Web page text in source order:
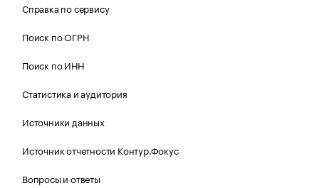
Справка по сервису
Поиск по ОГРН
Поиск по ИНН
Статистика и аудитория
Источники данных
Источник отчетности Контур.Фокус
Вопросы и ответы